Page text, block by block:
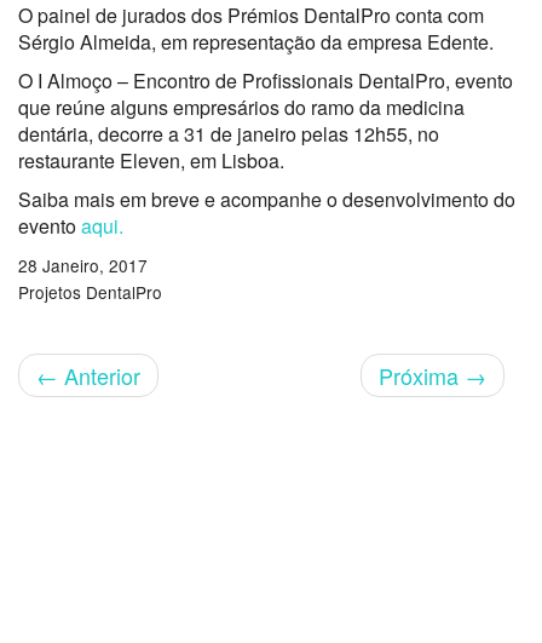
O painel de jurados dos Prémios DentalPro conta com
Sérgio Almeida, em representação da empresa Edente.
O I Almoço – Encontro de Profissionais DentalPro, evento
que reúne alguns empresários do ramo da medicina
dentária, decorre a 31 de janeiro pelas 12h55, no
restaurante Eleven, em Lisboa.
Saiba mais em breve e acompanhe o desenvolvimento do
eventoaqui.
28 Janeiro, 2017
Projetos DentalPro
← Anterior Próxima →